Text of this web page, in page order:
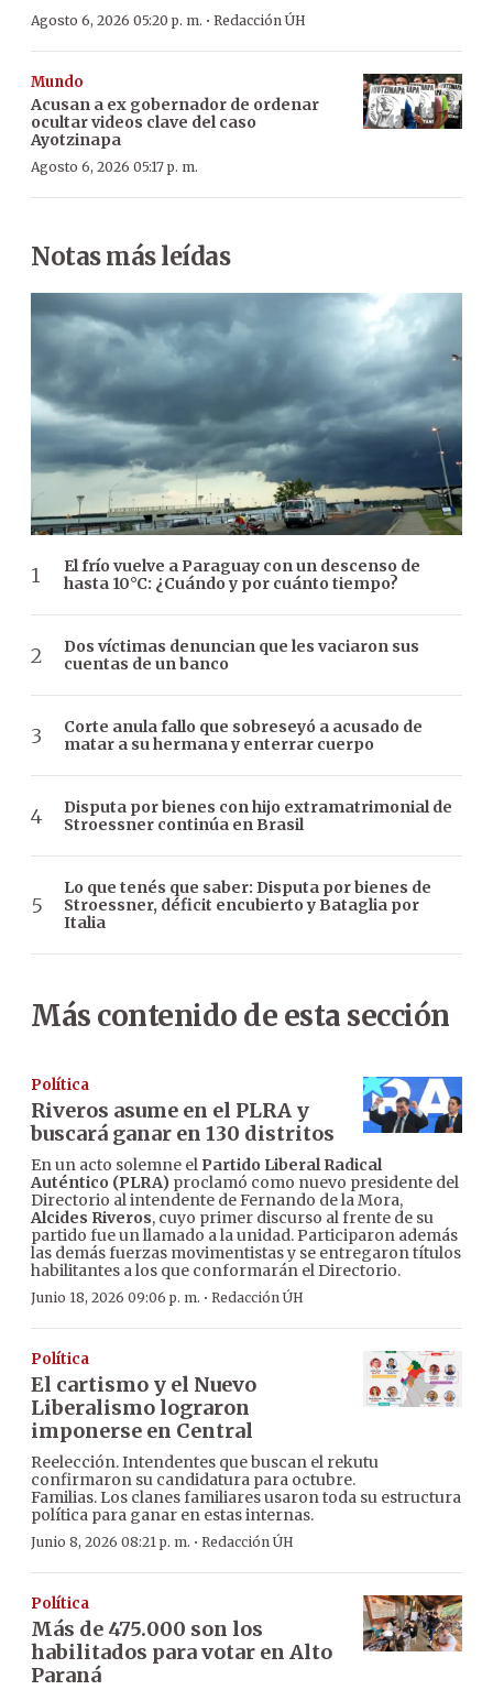
Agosto 6, 2026 05:20 p. m. · Redacción ÚH
Mundo
Acusan a ex gobernador de ordenar
ocultar videos clave del caso
Ayotzinapa
Agosto 6, 2026 05:17 p. m.
Notas más leídas
El frío vuelve a Paraguay con un descenso de
hasta 10°C: ¿Cuándo y por cuánto tiempo?
Dos víctimas denuncian que les vaciaron sus
cuentas de un banco
Corte anula fallo que sobreseyó a acusado de
matar a su hermana y enterrar cuerpo
Disputa por bienes con hijo extramatrimonial de
Stroessner continúa en Brasil
Lo que tenés que saber: Disputa por bienes de
Stroessner, déficit encubierto y Bataglia por
Italia
Más contenido de esta sección
Política
Riveros asume en el PLRA y
buscará ganar en 130 distritos
En un acto solemne el Partido Liberal Radical
Auténtico (PLRA) proclamó como nuevo presidente del
Directorio al intendente de Fernando de la Mora,
Alcides Riveros, cuyo primer discurso al frente de su
partido fue un llamado a la unidad. Participaron además
las demás fuerzas movimentistas y se entregaron títulos
habilitantes a los que conformarán el Directorio.
Junio 18, 2026 09:06 p. m. · Redacción ÚH
Política
El cartismo y el Nuevo
Liberalismo lograron
imponerse en Central
Reelección. Intendentes que buscan el rekutu
confirmaron su candidatura para octubre.
Familias. Los clanes familiares usaron toda su estructura
política para ganar en estas internas.
Junio 8, 2026 08:21 p. m. · Redacción ÚH
Política
Más de 475.000 son los
habilitados para votar en Alto
Paraná